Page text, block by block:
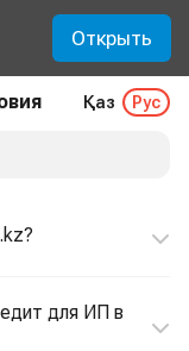
Открыть
Қаз Рус
для ИП в